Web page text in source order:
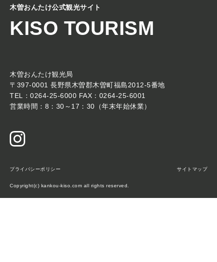
木曽おんたけ公式観光サイト
KISO TOURISM
木曽おんたけ観光局
〒397-0001 長野県木曽郡木曽町福島2012-5番地
TEL：0264-25-6000 FAX：0264-25-6001
営業時間：8：30～17：30（年末年始休業）
プライバシーポリシー サイトマップ
Copyright(c) kankou-kiso.com all rights reserved.